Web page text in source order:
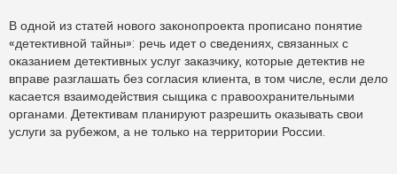
В одной из статей нового законопроекта прописано понятие
«детективной тайны»: речь идет о сведениях, связанных с
оказанием детективных услуг заказчику, которые детектив не
вправе разглашать без согласия клиента, в том числе, если дело
касается взаимодействия сыщика с правоохранительными
органами. Детективам планируют разрешить оказывать свои
услуги за рубежом, а не только на территории России.